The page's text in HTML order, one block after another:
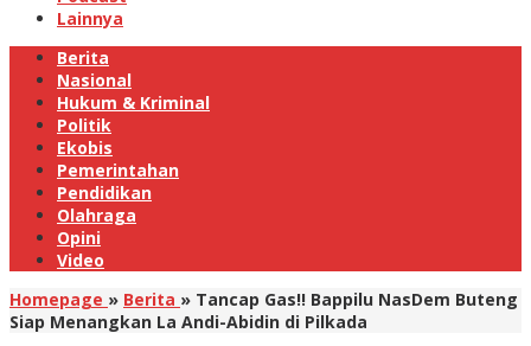
Lainnya
Berita
Nasional
Hukum & Kriminal
Politik
Ekobis
Pemerintahan
Pendidikan
Olahraga
Opini
Video
Homepage » Berita » Tancap Gas!! Bappilu NasDem Buteng
Siap Menangkan La Andi-Abidin di Pilkada